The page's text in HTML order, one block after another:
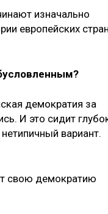
изначально
европейских
демократия за
И это сидит
вариант.
свою демократию